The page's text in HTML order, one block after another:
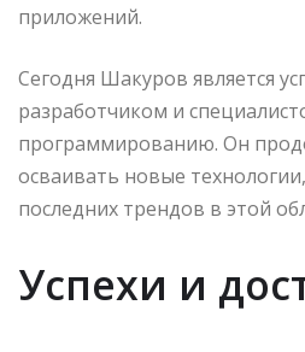
приложений.
Сегодня Шакуров является
разработчиком и
программированию. Он
осваивать новые
последних трендов в этой
Успехи и